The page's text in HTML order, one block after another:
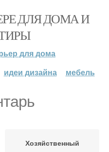
ДЛЯ ДОМА И
для дома
идеи дизайна мебель
Хозяйственный